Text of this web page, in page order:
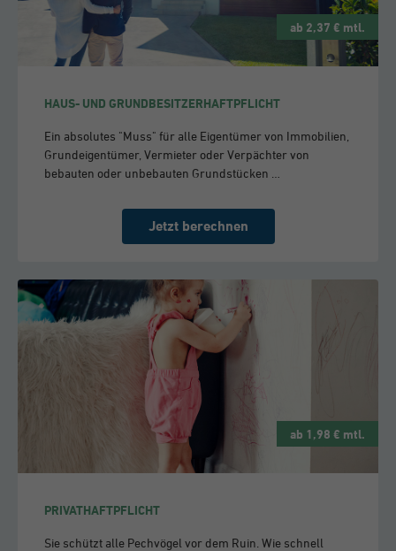
ab 2,37 € mtl.
HAUS- UND GRUNDBESITZERHAFTPFLICHT
Ein absolutes "Muss" für alle Eigentümer von Immobilien,
Grundeigentümer, Vermieter oder Verpächter von
bebauten oder unbebauten Grundstücken …
Jetzt berechnen
ab 1,98 € mtl.
PRIVATHAFTPFLICHT
Sie schützt alle Pechvögel vor dem Ruin. Wie schnell